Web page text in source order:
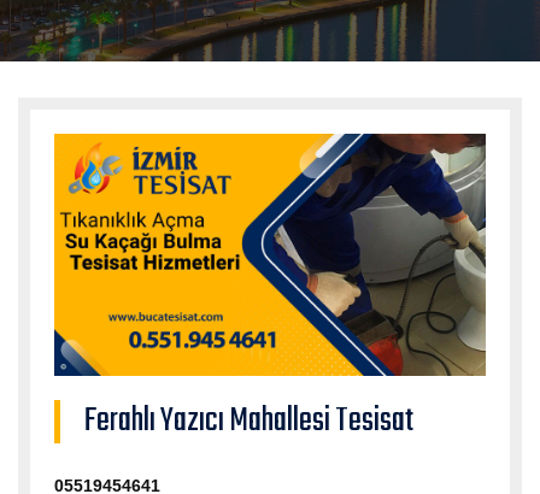
Ferahlı Yazıcı Mahallesi Tesisat
05519454641